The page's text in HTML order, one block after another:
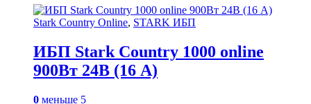
Stark Country Online, STARK ИБП
ИБП Stark Country 1000 online
900Вт 24В (16 А)
0 меньше 5